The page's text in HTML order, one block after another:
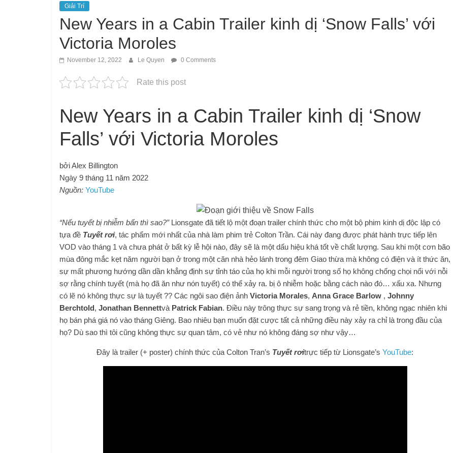
Giải Trí
New Years in a Cabin Trailer kinh dị ‘Snow Falls’ với
Victoria Moroles
November 12, 2022 Le Quyen 0 Comments
Rate this post
New Years in a Cabin Trailer kinh dị ‘Snow
Falls’ với Victoria Moroles
bởi Alex Billington
Ngày 9 tháng 11 năm 2022
Nguồn: YouTube
“Nếu tuyết bị nhiễm bẩn thì sao?”Lionsgate đã tiết lộ một đoạn trailer chính thức cho một bộ phim kinh dị độc lập có
tựa đề Tuyết rơi, tác phẩm mới nhất của nhà làm phim trẻ Colton Trần. Cái này đang được phát hành trực tiếp lên
VOD vào tháng 1 và chưa phát ở bất kỳ lễ hội nào, đây sẽ là một dấu hiệu khá tốt về chất lượng. Sau khi một cơn bão
mùa đông mắc kẹt năm người bạn ở trong một căn nhà hẻo lánh trong đêm Giao thừa mà không có điện và ít thức ăn,
sự mất phương hướng dần dần khẳng định sự tỉnh táo của họ khi mỗi người trong số họ không chống chọi nổi với nỗi
sợ rằng chính tuyết (mà họ đã ăn như nón tuyết) có thể xảy ra. bị ô nhiễm hoặc bằng cách nào đó… xấu xa. Nhưng
có lẽ nó không thực sự là tuyết ?? Các ngôi sao điện ảnh Victoria Morales, Anna Grace Barlow , Johnny
Berchtold, Jonathan Bennettvà Patrick Fabian. Điều này trông thực sự sang trọng và rẻ tiền, không ngạc nhiên khi
họ bán phá giá nó vào tháng Giêng. Bao nhiêu bạn muốn đặt cược tất cả những điều này xảy ra chỉ là trong đầu của
họ? Dù sao thì tôi cũng không thực sự quan tâm, có vẻ như nó không đáng sợ như vậy…
Đây là trailer (+ poster) chính thức của Colton Tran’s Tuyết rơitrực tiếp từ Lionsgate’s YouTube: